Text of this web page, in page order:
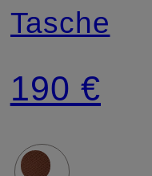
Tasche
190 €